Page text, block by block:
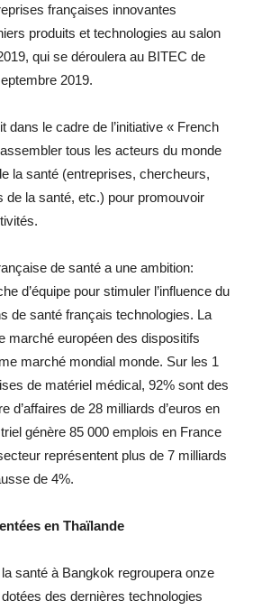
françaises innovantes
produits et technologies au salon
qui se déroulera au BITEC de
2019.
dans le cadre de l’initiative « French
tous les acteurs du monde
la santé (entreprises, chercheurs,
de la santé, etc.) pour promouvoir
de santé a une ambition:
d’équipe pour stimuler l’influence du
de santé français technologies. La
marché européen des dispositifs
marché mondial monde. Sur les 1
de matériel médical, 92% sont des
d’affaires de 28 milliards d’euros en
génère 85 000 emplois en France
représentent plus de 7 milliards
de 4%.
en Thaïlande
santé à Bangkok regroupera onze
des dernières technologies